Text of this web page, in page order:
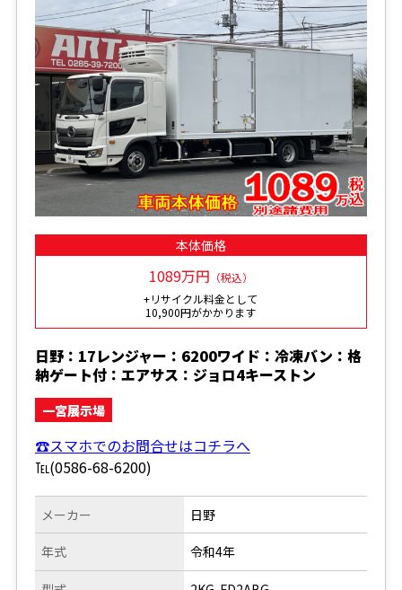
本体価格
1089万円 （税込）
+リサイクル料金として
10,900円がかかります
日野：17レンジャー：6200ワイド：冷凍バン：格
納ゲート付：エアサス：ジョロ4キーストン
一宮展示場
☎スマホでのお問合せはコチラへ
℡(0586-68-6200)
メーカー
年式
日野
令和4年